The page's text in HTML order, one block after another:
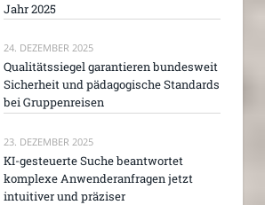
Jahr 2025
24. DEZEMBER 2025
Qualitätssiegel garantieren bundesweit
Sicherheit und pädagogische Standards
bei Gruppenreisen
23. DEZEMBER 2025
KI-gesteuerte Suche beantwortet
komplexe Anwenderanfragen jetzt
intuitiver und präziser